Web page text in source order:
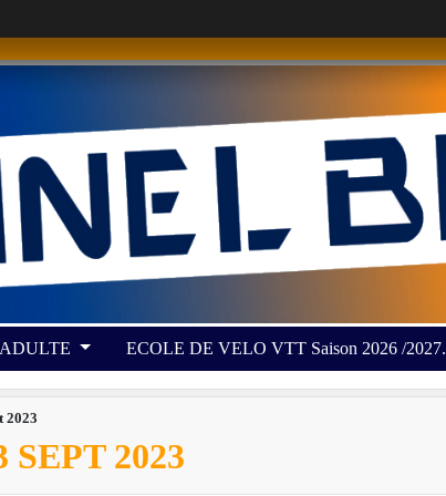
ECOLE DE VELO VTT Saison 2026 /2027.
2023
2023